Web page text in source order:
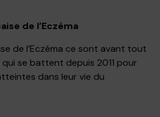
de l’Eczéma
de l’Eczéma ce sont avant tout
se battent depuis 2011 pour
dans leur vie du